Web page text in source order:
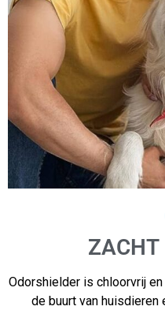
ZACHT
Odorshielder is chloorvrij
de buurt van huisdieren